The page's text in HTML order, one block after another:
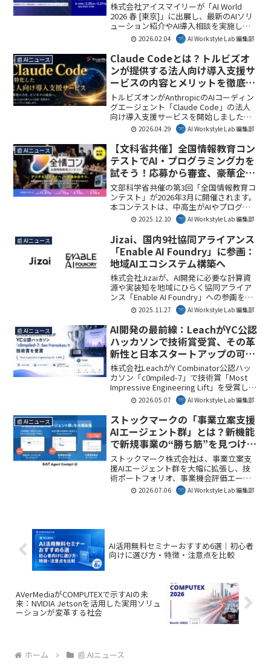
株式会社アイスマイリーが「AI World
2026 春 [東京]」に出展し、最新のAIソリ
ューション紹介やAI導入相談を実施しま
す。ブース訪問予約でAmazonギフトカー
ド1,500円分がもらえるキャンペーンも展
開。
2026.02.04 AI Workstyle Lab 編集部
📰 AIニュース
Claude Codeとは？トルビズオ
ンが提供する法人向け導入支援サ
ービスの内容とメリットを徹底解
説
トルビズオンがAnthropicのAIコーディン
グエージェント「Claude Code」の法人
向け導入支援サービスを開始しました。
本サービスは、企業がAIを業務に定着さ
せ、生産性を飛躍的に向上させるための
包括的なサポートを提供します。環境構
築から運用定着までを支援し、自社での
活用ノウハウに基づいた実践的なアプロ
ーチが特徴です。
2026.04.29 AI Workstyle Lab 編集部
📰 AIニュース
【文科省共催】全国情報教育コン
テストでAI・プログラミング力を
試そう！応募から審査、豪華企業
賞まで徹底解説
文部科学省共催の第3回「全国情報教育コ
ンテスト」が2026年3月に開催されます。
本コンテストは、中高生がAIやプログラ
ミングなどのデジタル技術を活用した作
品を発表し、社会で求められる力を育む
貴重な機会です。一次ブロック審査の新
設や企業賞の拡充により、多くの学生に
活躍の場が提供されます。AI Workstyle
Lab編集部としては、未来のデジタル人材
育成を加速させる重要な取り組みとして
注目しています。
2025.12.10 AI Workstyle Lab 編集部
📰 AIニュース
Jizai、国内9社協同アライアンス
「Enable AI Foundry」に参画：
地域AIエコシステム構築へ
株式会社Jizaiが、AI開発に必要な計算資
源や実装知を地域にひらく協同アライア
ンス「Enable AI Foundry」への参画を発
表しました。本アライアンスは、大阪・
京都・福岡・沖縄に拠点を設け、AI人材
とプロジェクトのエコシステム形成を目
指します。
2025.11.27 AI Workstyle Lab 編集部
📰 AIニュース
AI開発の最前線：LeachがYC公認
ハッカソンで技術賞受賞、その革
新性と日本スタートアップの可能
性
株式会社LeachがY Combinator公認ハッ
カソン「c0mpiled-7」で技術賞「Most
Impressive Engineering Lift」を受賞しま
した。これは、AIネイティブヘッジファ
ンド「Origin」の高い技術力が評価され
たもので、日本のスタートアップが世界
のAI開発最前線で存在感を示しているこ
とを意味します。AI Workstyle Lab編集部
としても、今後の技術応用とビジネスへ
の展開に注目しています。
2026.05.07 AI Workstyle Lab 編集部
📰 AIニュース
ストックマークの「事業立案支援
AIエージェント群」とは？新機能
で新規事業の“勝ち筋”を見つける
方法を解説
ストックマーク株式会社は、事業立案支
援AIエージェント群を大幅に拡張し、技
術ポートフォリオ、事業機会評価エージ
ェント、そしてフィードバックメモリー
機能を新たに実装しました。これによ
なります。AI Workstyle Lab編集部として
は、AIが企業の「勝ち筋」を具体的に導
2026.07.06 AI Workstyle Lab 編集部
AI活用無料セミナーおすすめ6選｜初心者
向けに選び方・特徴・注意点を比較
AVerMediaがCOMPUTEXで示すAIの未
来：NVIDIA Jetsonを活用した実用ソリュ
ーションが変革する社会
ホーム 📰 AIニュース